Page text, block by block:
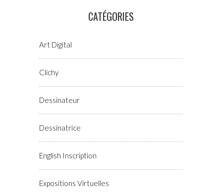
CATÉGORIES
Art Digital
Clichy
Dessinateur
Dessinatrice
English Inscription
Expositions Virtuelles